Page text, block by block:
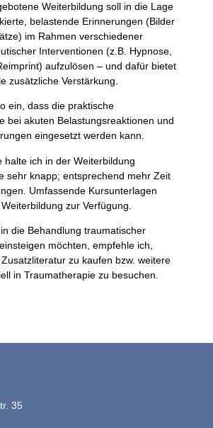
Weiterbildung soll in die Lage
belastende Erinnerungen (Bilder
im Rahmen verschiedener
Interventionen (z.B. Hypnose,
aufzulösen – und dafür bietet
zusätzliche Verstärkung.
ein, dass die praktische
bei akuten Belastungsreaktionen und
eingesetzt werden kann.
halte ich in der Weiterbildung
sehr knapp; entsprechend mehr Zeit
Umfassende Kursunterlagen
zur Verfügung.
die Behandlung traumatischer
möchten, empfehle ich,
zu kaufen bzw. weitere
in Traumatherapie zu besuchen.
35